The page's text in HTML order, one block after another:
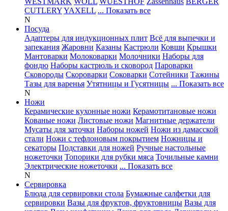
CUTLERYYAXELL ... Показать все
N
Посуда
Адаптеры для индукционных плит Всё для выпечки и
запекания Жаровни Казаны Кастрюли Ковши Крышки
Мантоварки Молоковарки Молочники Наборы для
фондю Наборы кастрюль и сковород Пароварки
Сковороды Скороварки Соковарки Сотейники Тажины
Тазы для варенья Утятницы и Гусятницы ... Показать все
N
Ножи
Керамические кухонные ножи Керамотитановые ножи
Кованые ножи Листовые ножи Магнитные держатели
Мусаты для заточки Наборы ножей Ножи из дамасской
стали Ножи с тефлоновым покрытием Ножницы и
секаторы Подставки для ножей Ручные настольные
ножеточки Топорики для рубки мяса Точильные камни
Электрические ножеточки ... Показать все
N
Сервировка
Блюда для сервировки стола Бумажные салфетки для
сервировки Вазы для фруктов, фруктовницы Вазы для